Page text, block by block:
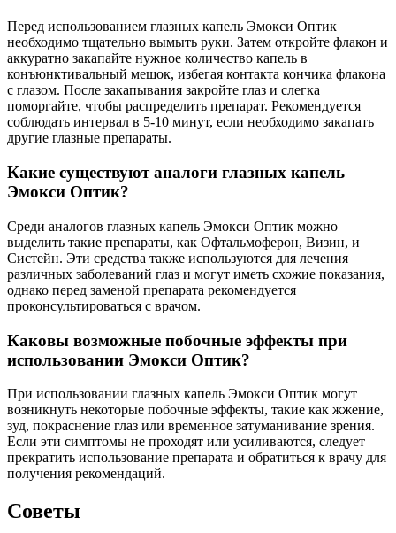
Перед использованием глазных капель Эмокси Оптик
необходимо тщательно вымыть руки. Затем откройте флакон и
аккуратно закапайте нужное количество капель в
конъюнктивальный мешок, избегая контакта кончика флакона
с глазом. После закапывания закройте глаз и слегка
поморгайте, чтобы распределить препарат. Рекомендуется
соблюдать интервал в 5-10 минут, если необходимо закапать
другие глазные препараты.
Какие существуют аналоги глазных капель
Эмокси Оптик?
Среди аналогов глазных капель Эмокси Оптик можно
выделить такие препараты, как Офтальмоферон, Визин, и
Систейн. Эти средства также используются для лечения
различных заболеваний глаз и могут иметь схожие показания,
однако перед заменой препарата рекомендуется
проконсультироваться с врачом.
Каковы возможные побочные эффекты при
использовании Эмокси Оптик?
При использовании глазных капель Эмокси Оптик могут
возникнуть некоторые побочные эффекты, такие как жжение,
зуд, покраснение глаз или временное затуманивание зрения.
Если эти симптомы не проходят или усиливаются, следует
прекратить использование препарата и обратиться к врачу для
получения рекомендаций.
Советы